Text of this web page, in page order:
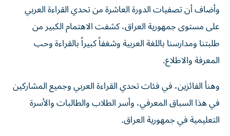
وأضاف أن تصفيات الدورة العاشرة من تحدي القراءة العربي
على مستوى جمهورية العراق، كشفت الاهتمام الكبير من
طلبتنا ومدارسنا باللغة العربية وشغفاً كبيراً بالقراءة وحب
المعرفة والاطلاع.
وهنأ الفائزين، في فئات تحدي القراءة العربي وجميع المشاركين
في هذا السباق المعرفي، وأسر الطلاب والطالبات والأسرة
التعليمية في جمهورية العراق.